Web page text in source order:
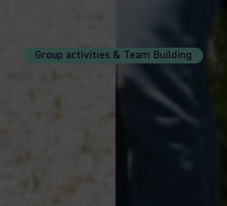
Group activities & Team Building